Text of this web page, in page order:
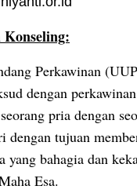
Konseling:
Perkawinan
dengan
pria dengan
dengan tujuan
yang bahagia dan
Esa.